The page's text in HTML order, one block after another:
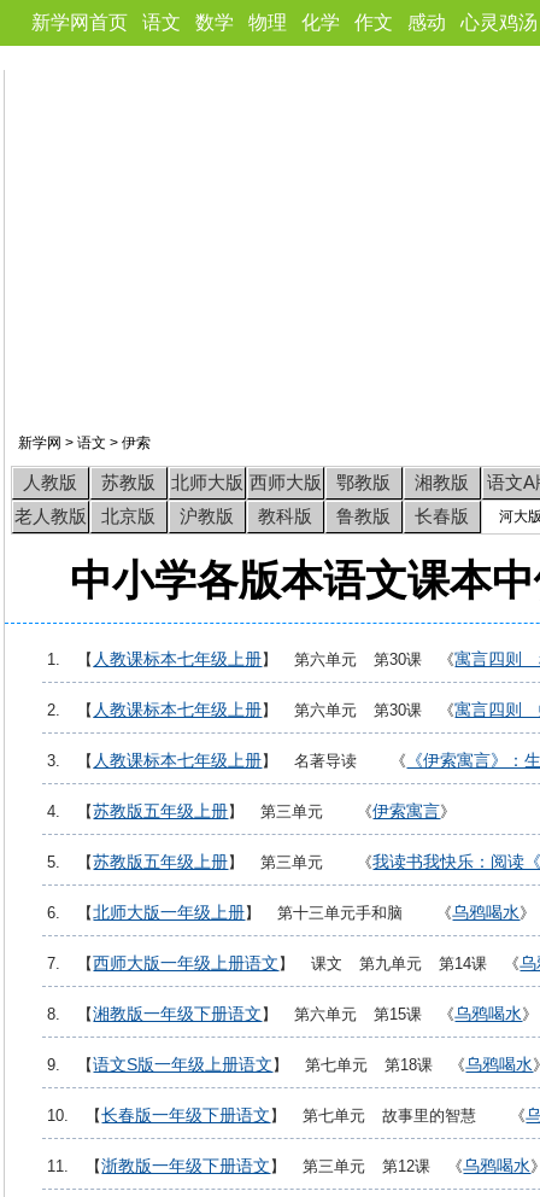
新学网首页 语文 数学 物理 化学 作文 感动 心灵鸡汤
新学网 >语文 >伊索
人教版 苏教版 北师大版 西师大版 鄂教版 湘教版
语文A
老人教版
北京版 沪教版 教科版 鲁教版 长春版 河大
中小学各版本语文课本
1. 【 人教课标本七年级上册】 第六单元 第30课 《寓言四则
2. 【 人教课标本七年级上册】 第六单元 第30课 《寓言四则
3. 【 人教课标本七年级上册】 名著导读 《 《伊索寓言》：
4. 【苏教版五年级上册】 第三单元 《伊索寓言》
5. 【苏教版五年级上册】 第三单元 《我读书我快乐：阅读
6. 【北师大版一年级上册】 第十三单元手和脑 《乌鸦喝水》
7. 【西师大版一年级上册语文 】 课文 第九单元 第14课 《
8. 【湘教版一年级下册语文 】 第六单元 第15课 《乌鸦喝水》
9. 【语文S版一年级上册语文 】 第七单元 第18课 《乌鸦喝水
10. 【长春版一年级下册语文 】 第七单元 故事里的智慧 《
11. 【浙教版一年级下册语文 】 第三单元 第12课 《乌鸦喝水